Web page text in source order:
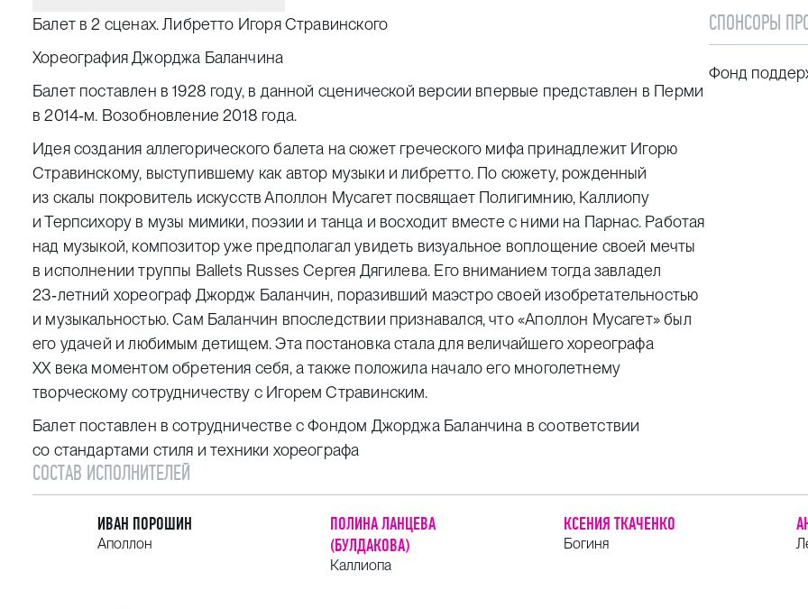
Балет в 2 сценах. Либретто Игоря Стравинского
Хореография Джорджа Баланчина
Балет поставлен в 1928 году, в данной сценической версии впервые представлен в Перми
в 2014‑м. Возобновление 2018 года.
Идея создания аллегорического балета на сюжет греческого мифа принадлежит Игорю
Стравинскому, выступившему как автор музыки и либретто. По сюжету, рожденный
из скалы покровитель искусств Аполлон Мусагет посвящает Полигимнию, Каллиопу
и Терпсихору в музы мимики, поэзии и танца и восходит вместе с ними на Парнас. Работая
над музыкой, композитор уже предполагал увидеть визуальное воплощение своей мечты
в исполнении труппы Ballets Russes Сергея Дягилева. Его вниманием тогда завладел
23‑летний хореограф Джордж Баланчин, поразивший маэстро своей изобретательностью
и музыкальностью. Сам Баланчин впоследствии признавался, что «Аполлон Мусагет» был
его удачей и любимым детищем. Эта постановка стала для величайшего хореографа
ХХ века моментом обретения себя, а также положила начало его многолетнему
творческому сотрудничеству с Игорем Стравинским.
Балет поставлен в сотрудничестве с Фондом Джорджа Баланчина в соответствии
со стандартами стиля и техники хореографа
СОСТАВ ИСПОЛНИТЕЛЕЙ
ИВАН ПОРОШИН
Аполлон
ПОЛИНА ЛАНЦЕВА
(БУЛДАКОВА)
Каллиопа
КСЕНИЯ ТКАЧЕНКО
Богиня
СПОНСОРЫ
Фонд